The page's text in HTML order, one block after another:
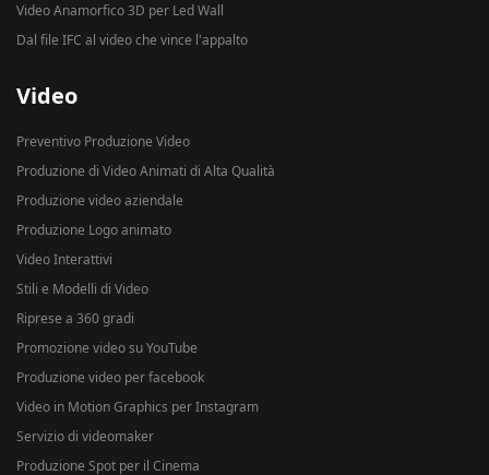
Video Anamorfico 3D per Led Wall
Dal file IFC al video che vince l'appalto
Video
Preventivo Produzione Video
Produzione di Video Animati di Alta Qualità
Produzione video aziendale
Produzione Logo animato
Video Interattivi
Stili e Modelli di Video
Riprese a 360 gradi
Promozione video su YouTube
Produzione video per facebook
Video in Motion Graphics per Instagram
Servizio di videomaker
Produzione Spot per il Cinema